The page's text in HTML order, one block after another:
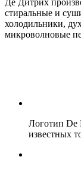
Де Дитрих
стиральные и
холодильники,
микроволновые
Логотип De
известных